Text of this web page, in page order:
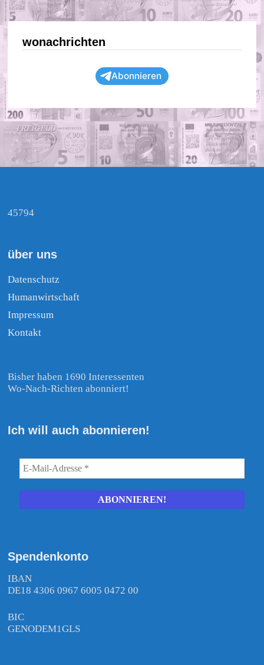
wonachrichten
Abonnieren
45794
über uns
Datenschutz
Humanwirtschaft
Impressum
Kontakt
Bisher haben 1690 Interessenten
Wo-Nach-Richten abonniert!
Ich will auch abonnieren!
Spendenkonto
IBAN
DE18 4306 0967 6005 0472 00
BIC
GENODEM1GLS